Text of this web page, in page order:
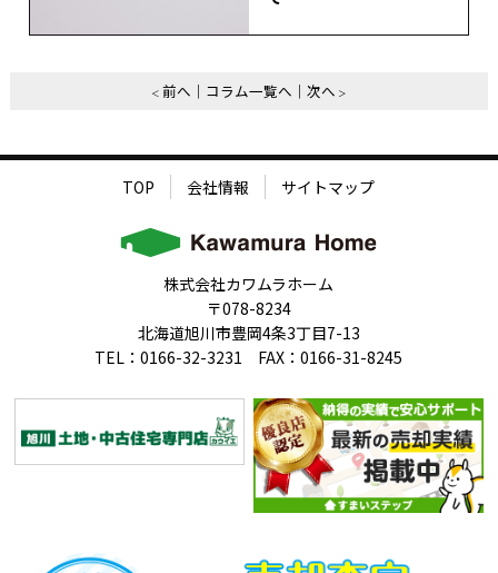
前へ コラム一覧へ 次へ
TOP 会社情報 サイトマップ
株式会社カワムラホーム
〒078-8234
北海道旭川市豊岡4条3丁目7-13
TEL：0166-32-3231 FAX：0166-31-8245